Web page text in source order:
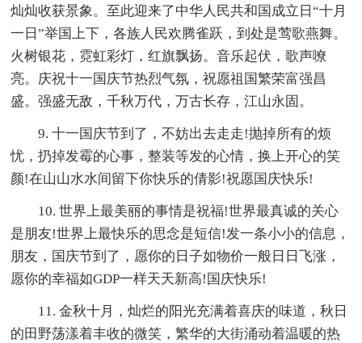
灿灿收获景象。至此迎来了中华人民共和国成立日“十月
一日”举国上下，各族人民欢腾雀跃，到处是莺歌燕舞。
火树银花，霓虹彩灯，红旗飘扬。音乐起伏，歌声嘹
亮。庆祝十一国庆节热烈气氛，祝愿祖国繁荣富强昌
盛。强盛无敌，千秋万代，万古长存，江山永固。
9. 十一国庆节到了，不妨出去走走!抛掉所有的烦
忧，扔掉发霉的心事，整装等发的心情，换上开心的笑
颜!在山山水水间留下你快乐的倩影!祝愿国庆快乐!
10. 世界上最美丽的事情是祝福!世界最真诚的关心
是朋友!世界上最快乐的思念是短信!发一条小小的信息，
朋友，国庆节到了，愿你的日子如物价一般日日飞涨，
愿你的幸福如GDP一样天天新高!国庆快乐!
11. 金秋十月，灿烂的阳光充满着喜庆的味道，秋日
的田野荡漾着丰收的微笑，繁华的大街涌动着温暖的热